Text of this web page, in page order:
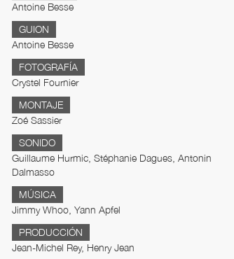
Antoine Besse
GUION
Antoine Besse
FOTOGRAFÍA
Crystel Fournier
MONTAJE
Zoé Sassier
SONIDO
Guillaume Hurmic, Stéphanie Dagues, Antonin
Dalmasso
MÚSICA
Jimmy Whoo, Yann Apfel
PRODUCCIÓN
Jean-Michel Rey, Henry Jean